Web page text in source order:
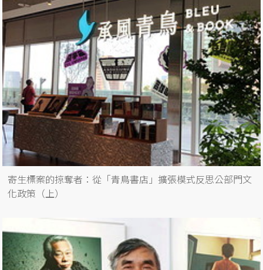
寄生標案的掠奪者：從「青鳥書店」擴張模式反思公部門文
化政策（上）